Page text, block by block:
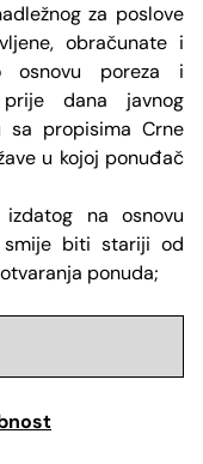
za poslove
obračunate i
osnovu poreza i
dana javnog
sa propisima Crne
u kojoj ponuđač
na osnovu
smije biti stariji od
ponuda;